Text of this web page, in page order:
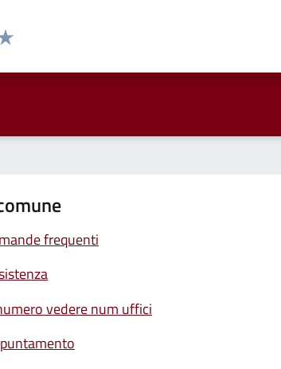
la pagina
frequenti
vedere num uffici